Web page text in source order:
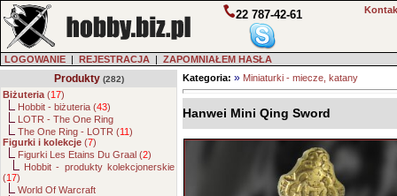
22 787-42-61
LOGOWANIE | REJESTRACJA | ZAPOMNIAŁEM HASŁA
Produkty (282)
Biżuteria (17)
Hobbit - biżuteria (43)
LOTR - The One Ring
The One Ring - LOTR (11)
Figurki i kolekcje (7)
Figurki Les Etains Du Graal (2)
Hobbit - produkty kolekcjonerskie
(17)
World Of Warcraft
Kategoria: » Miniaturki - miecze, katany
Hanwei Mini Qing Sword